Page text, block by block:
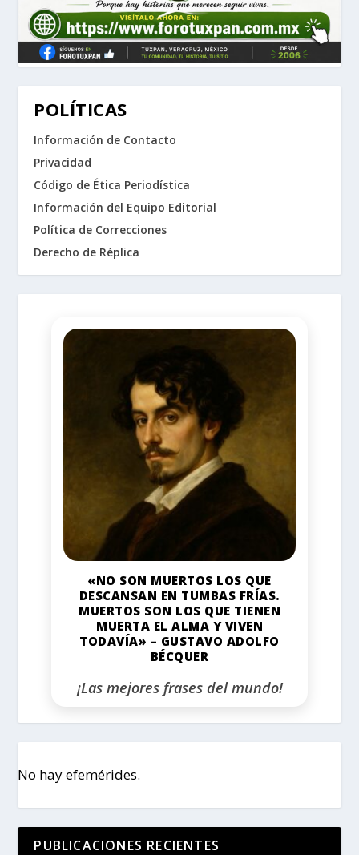
POLÍTICAS
Información de Contacto
Privacidad
Código de Ética Periodística
Información del Equipo Editorial
Política de Correcciones
Derecho de Réplica
«NO SON MUERTOS LOS QUE
DESCANSAN EN TUMBAS FRÍAS.
MUERTOS SON LOS QUE TIENEN
MUERTA EL ALMA Y VIVEN
TODAVÍA» – GUSTAVO ADOLFO
BÉCQUER
¡Las mejores frases del mundo!
No hay efemérides.
PUBLICACIONES RECIENTES